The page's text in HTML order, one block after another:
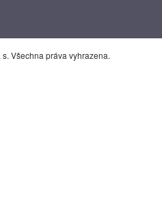
Všechna práva vyhrazena.